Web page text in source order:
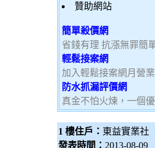
贊助網站
簡單殺價網
省錢有理 抗漲無罪簡
輕鬆接案網
加入輕鬆接案網月營
防水抓漏評價網
真金不怕火煉，一個
1 樓住戶： 東益實業社
發表時間： 2013-08-09